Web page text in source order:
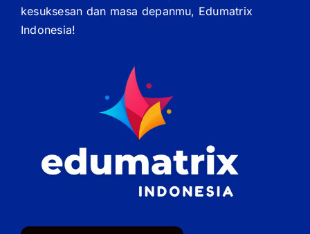
kesuksesan dan masa depanmu, Edumatrix
Indonesia!